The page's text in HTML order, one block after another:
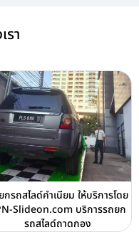
รา
กรถสไลด์คำเนียม ให้บริการโดย
Slideon.com บริการรถยก
รถสไลด์ถาดกอง